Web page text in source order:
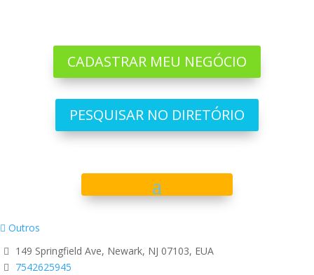
CADASTRAR MEU NEGÓCIO
PESQUISAR NO DIRETÓRIO
Outros
149 Springfield Ave, Newark, NJ 07103, EUA
7542625945